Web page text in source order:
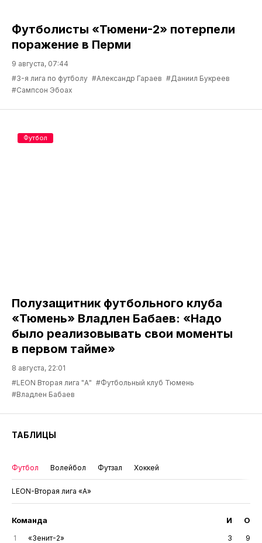
Футболисты «Тюмени-2» потерпели
поражение в Перми
9 августа, 07:44
#3-я лига по футболу #Александр Гараев #Даниил Букреев
#Сампсон Эбоах
Полузащитник футбольного клуба
«Тюмень» Владлен Бабаев: «Надо
было реализовывать свои моменты
в первом тайме»
8 августа, 22:01
#LEON Вторая лига "А" #Футбольный клуб Тюмень
#Владлен Бабаев
Футбол
ТАБЛИЦЫ
Футбол Волейбол Футзал Хоккей
LEON-Вторая лига «А»
Команда И О
1 «Зенит-2» 3
9